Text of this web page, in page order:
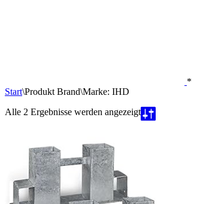
*
Start\Produkt Brand\Marke: IHD
Alle 2 Ergebnisse werden angezeigtNach
Beliebtheit